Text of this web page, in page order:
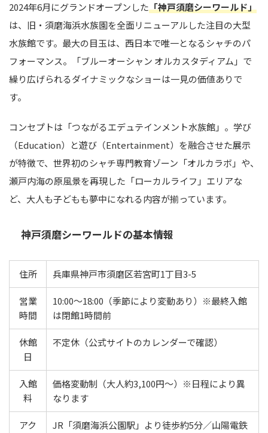
2024年6月にグランドオープンした「神戸須磨シーワールド」
は、旧・須磨海浜水族園を全面リニューアルした注目の大型
水族館です。最大の目玉は、西日本で唯一となるシャチのパ
フォーマンス。「ブルーオーシャン オルカスタディアム」で
繰り広げられるダイナミックなショーは一見の価値ありで
す。
コンセプトは「つながるエデュテインメント水族館」。学び
（Education）と遊び（Entertainment）を融合させた展示
が特徴で、世界初のシャチ専門教育ゾーン「オルカラボ」や、
瀬戸内海の原風景を再現した「ローカルライフ」エリアな
ど、大人も子どもも夢中になれる内容が揃っています。
神戸須磨シーワールドの基本情報
住所 兵庫県神戸市須磨区若宮町1丁目3-5
営業
時間
10:00〜18:00（季節により変動あり）※最終入館
は閉館1時間前
休館
日
不定休（公式サイトのカレンダーで確認）
入館
料
価格変動制（大人約3,100円〜）※日程により異
なります
アク
JR「須磨海浜公園駅」より徒歩約5分／山陽電鉄